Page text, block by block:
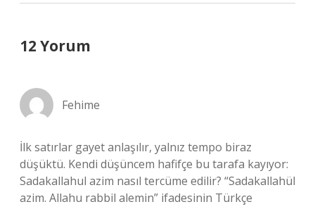
12 Yorum
Fehime
İlk satırlar gayet anlaşılır, yalnız tempo biraz
düşüktü. Kendi düşüncem hafifçe bu tarafa kayıyor:
Sadakallahul azim nasıl tercüme edilir? “Sadakallahül
azim. Allahu rabbil alemin” ifadesinin Türkçe